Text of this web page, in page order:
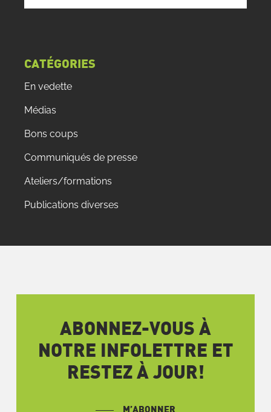
CATÉGORIES
En vedette
Médias
Bons coups
Communiqués de presse
Ateliers/formations
Publications diverses
ABONNEZ-VOUS À
NOTRE INFOLETTRE ET
RESTEZ À JOUR!
M’ABONNER